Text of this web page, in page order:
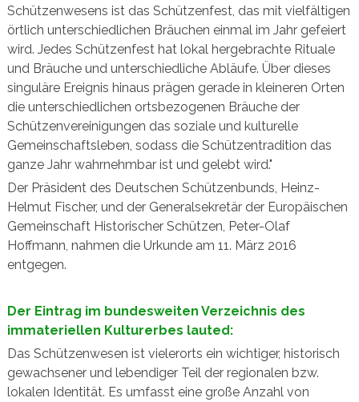
Schützenwesens ist das Schützenfest, das mit vielfältigen
örtlich unterschiedlichen Bräuchen einmal im Jahr gefeiert
wird. Jedes Schützenfest hat lokal hergebrachte Rituale
und Bräuche und unterschiedliche Abläufe. Über dieses
singuläre Ereignis hinaus prägen gerade in kleineren Orten
die unterschiedlichen ortsbezogenen Bräuche der
Schützenvereinigungen das soziale und kulturelle
Gemeinschaftsleben, sodass die Schützentradition das
ganze Jahr wahrnehmbar ist und gelebt wird."
Der Präsident des Deutschen Schützenbunds, Heinz-
Helmut Fischer, und der Generalsekretär der Europäischen
Gemeinschaft Historischer Schützen, Peter-Olaf
Hoffmann, nahmen die Urkunde am 11. März 2016
entgegen.
Der Eintrag im bundesweiten Verzeichnis des
immateriellen Kulturerbes lauted:
Das Schützenwesen ist vielerorts ein wichtiger, historisch
gewachsener und lebendiger Teil der regionalen bzw.
lokalen Identität. Es umfasst eine große Anzahl von